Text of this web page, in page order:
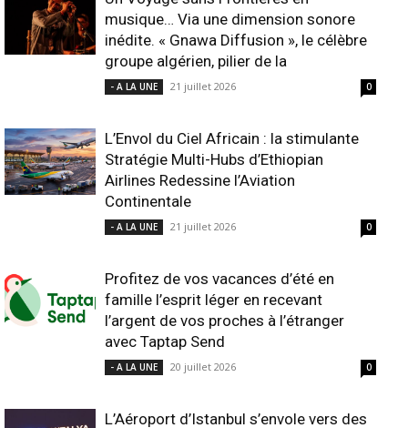
musique… Via une dimension sonore
inédite. « Gnawa Diffusion », le célèbre
groupe algérien, pilier de la
- A LA UNE 21 juillet 2026 0
L’Envol du Ciel Africain : la stimulante
Stratégie Multi-Hubs d’Ethiopian
Airlines Redessine l’Aviation
Continentale
- A LA UNE 21 juillet 2026 0
Profitez de vos vacances d’été en
famille l’esprit léger en recevant
l’argent de vos proches à l’étranger
avec Taptap Send
- A LA UNE 20 juillet 2026 0
L’Aéroport d’Istanbul s’envole vers des